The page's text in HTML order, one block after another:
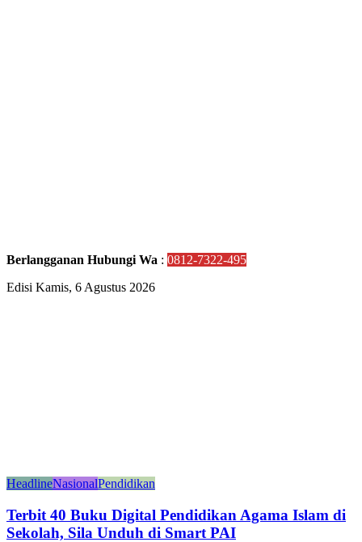
Berlangganan Hubungi Wa : 0812-7322-495
Edisi Kamis, 6 Agustus 2026
HeadlineNasionalPendidikan
Terbit 40 Buku Digital Pendidikan Agama Islam di
Sekolah, Sila Unduh di Smart PAI